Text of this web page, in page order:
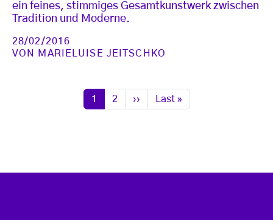
ein feines, stimmiges Gesamtkunstwerk zwischen
Tradition und Moderne.
28/02/2016
VON MARIELUISE JEITSCHKO
Seitennummerierung
Seite
1 Seite
2 Nächste Seite
›› Letzte Seite
Last »